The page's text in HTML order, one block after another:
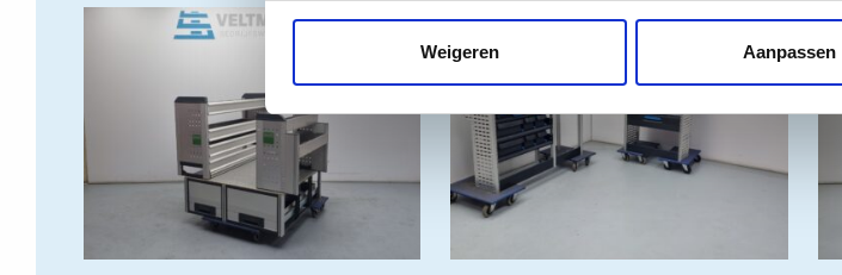
Weigeren Aanpassen
AANBIEDING!